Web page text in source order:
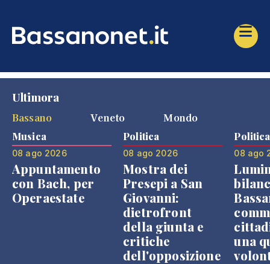
Ultimora
Bassano
Veneto Mondo
Musica
08 ago 2026
Appuntamento
con Bach, per
Operaestate
Politica
08 ago 2026
Mostra dei
Presepi a San
Giovanni:
dietrofront
della giunta e
critiche
dell'opposizione
Politica
08 ago
una